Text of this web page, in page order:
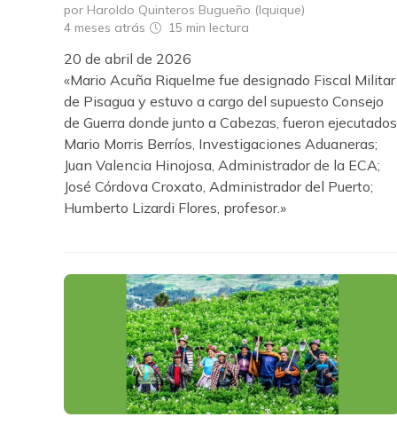
por Haroldo Quinteros Bugueño (Iquique)
4 meses atrás
15 min lectura
20 de abril de 2026
«Mario Acuña Riquelme fue designado Fiscal Militar
de Pisagua y estuvo a cargo del supuesto Consejo
de Guerra donde junto a Cabezas, fueron ejecutados
Mario Morris Berríos, Investigaciones Aduaneras;
Juan Valencia Hinojosa, Administrador de la ECA;
José Córdova Croxato, Administrador del Puerto;
Humberto Lizardi Flores, profesor.»